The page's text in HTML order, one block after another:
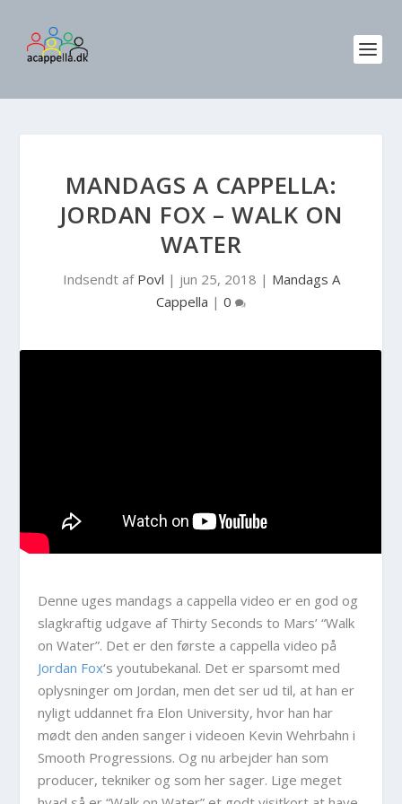
MANDAGS A CAPPELLA:
JORDAN FOX – WALK ON
WATER
Indsendt af Povl | jun 25, 2018 | Mandags A
Cappella | 0
Denne uges mandags a cappella video er en god og
slagkraftig udgave af Thirty Seconds to Mars’ “Walk
on Water”. Det er den første a cappella video på
Jordan Fox‘s youtubekanal. Det er sparsomt med
oplysninger om Jordan, men det ser ud til, at han er
nyligt uddannet fra Elon University, hvor han har
mødt den anden sanger i videoen Kevin Wehrbahn i
Smooth Progressions. Og nu arbejder han som
producer, tekniker og som her sager. Lige meget